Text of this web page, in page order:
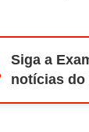
Siga a
notícias do